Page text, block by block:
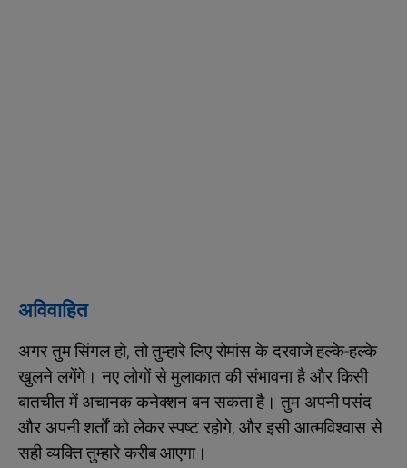
अविवाहित
अगर तुम सिंगल हो, तो तुम्हारे लिए रोमांस के दरवाजे हल्के-हल्के
खुलने लगेंगे। नए लोगों से मुलाकात की संभावना है और किसी
बातचीत में अचानक कनेक्शन बन सकता है। तुम अपनी पसंद
और अपनी शर्तों को लेकर स्पष्ट रहोगे, और इसी आत्मविश्वास से
सही व्यक्ति तुम्हारे करीब आएगा।